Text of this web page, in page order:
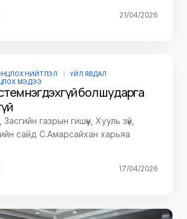
21/04/2026
НИЙТЛЭЛ
ҮЙЛ ЯВДАЛ
МЭДЭЭ
нэгдэхгүй бол шударга
газрын гишүүн, Хууль зүй,
сайд С.Амарсайхан харьяа
17/04/2026